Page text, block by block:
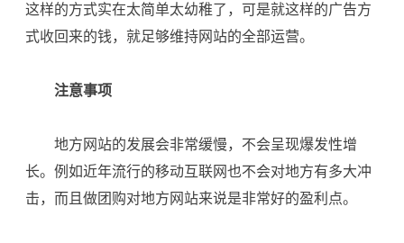
这样的方式实在太简单太幼稚了，可是就这样的广告方
式收回来的钱，就足够维持网站的全部运营。
注意事项
地方网站的发展会非常缓慢，不会呈现爆发性增
长。例如近年流行的移动互联网也不会对地方有多大冲
击，而且做团购对地方网站来说是非常好的盈利点。